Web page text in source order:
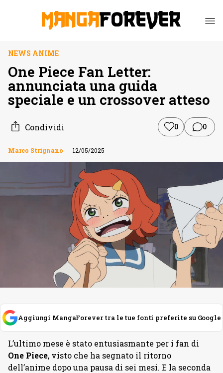
NEWS ANIME
One Piece Fan Letter:
annunciata una guida
speciale e un crossover atteso
Condividi 0 0
Marco Strignano 12/05/2025
Aggiungi MangaForever tra le tue fonti preferite su Google
L’ultimo mese è stato entusiasmante per i fan di
One Piece, visto che ha segnato il ritorno
dell’anime dopo una pausa di sei mesi. E la seconda